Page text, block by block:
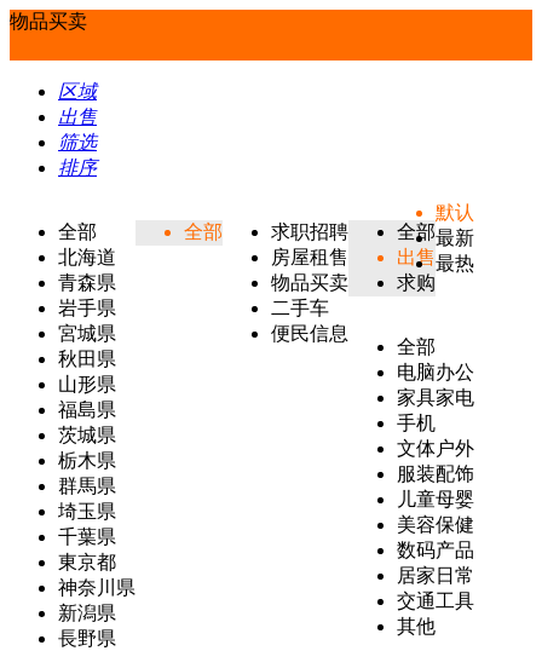
物品买卖
区域
出售
筛选
排序
全部
北海道
青森県
岩手県
宮城県
秋田県
山形県
福島県
茨城県
栃木県
群馬県
埼玉県
千葉県
東京都
神奈川県
新潟県
長野県
全部
求职招聘
房屋租售
物品买卖
二手车
便民信息
全部
出售
求购
全部
电脑办公
家具家电
手机
文体户外
服装配饰
儿童母婴
美容保健
数码产品
居家日常
交通工具
其他
默认
最新
最热